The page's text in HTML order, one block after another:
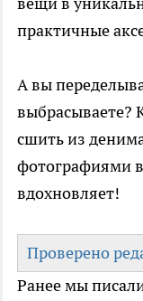
практичные
А вы
выбрасываете?
сшить из
фотографиями
вдохновляет!
Проверено
Ранее мы